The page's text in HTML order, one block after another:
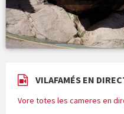
VILAFAMÉS EN
Vore totes les cameres en